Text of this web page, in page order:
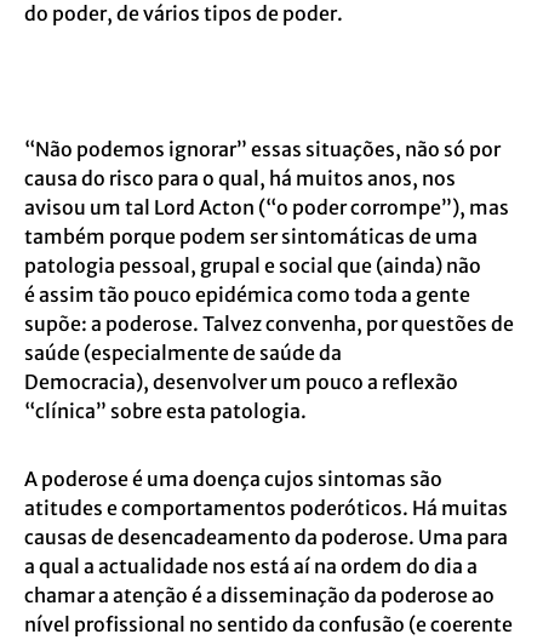
do poder, de vários tipos de poder.
“Não podemos ignorar” essas situações, não só por
causa do risco para o qual, há muitos anos, nos
avisou um tal Lord Acton (“o poder corrompe”), mas
também porque podem ser sintomáticas de uma
patologia pessoal, grupal e social que (ainda) não
éassim tão pouco epidémica como toda a gente
supõe: a poderose. Talvez convenha, por questões de
saúde (especialmente de saúde da
Democracia), desenvolver um pouco a reflexão
“clínica” sobre esta patologia.
A poderose é uma doença cujos sintomas são
atitudes e comportamentos poderóticos. Há muitas
causas de desencadeamento da poderose. Uma para
a qual a actualidade nos está aí na ordem do dia a
chamar a atenção é a disseminação da poderose ao
nível profissional no sentido da confusão (e coerente